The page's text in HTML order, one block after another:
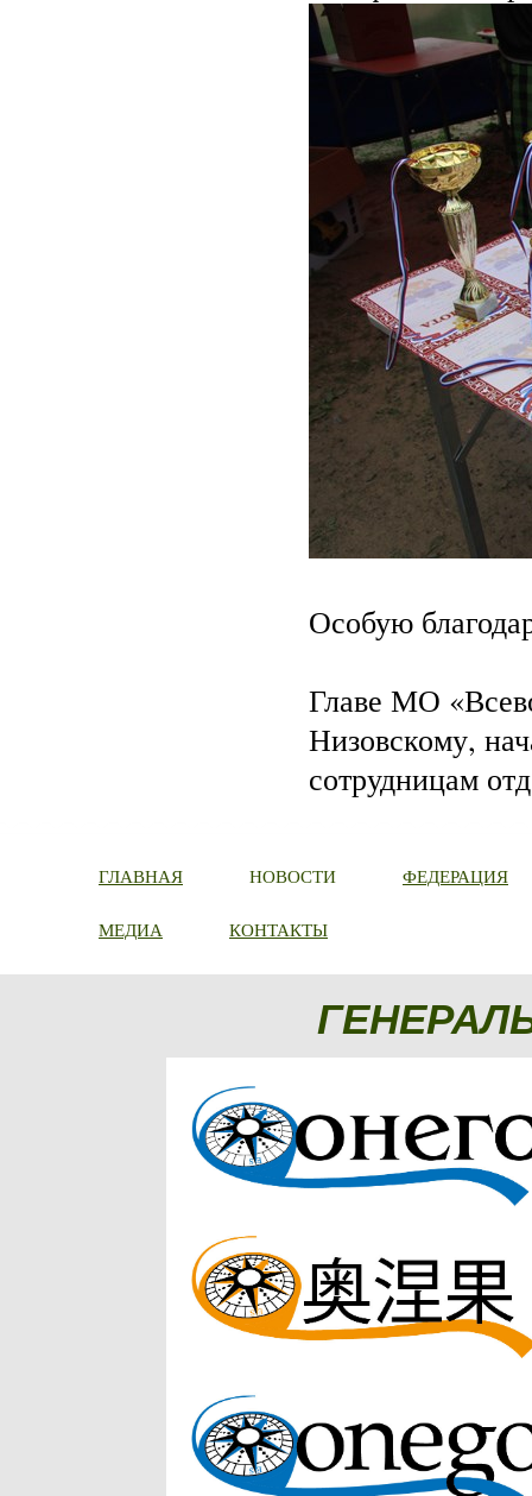
Особую
Главе МО
Низовскому,
сотрудницам
ГЛАВНАЯ НОВОСТИ ФЕДЕРАЦИЯ
МЕДИА КОНТАКТЫ